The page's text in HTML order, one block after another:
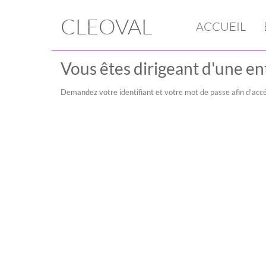
CLEOVAL ACCUEIL
Vous êtes dirigeant d'une
Demandez votre identifiant et votre mot de passe afin